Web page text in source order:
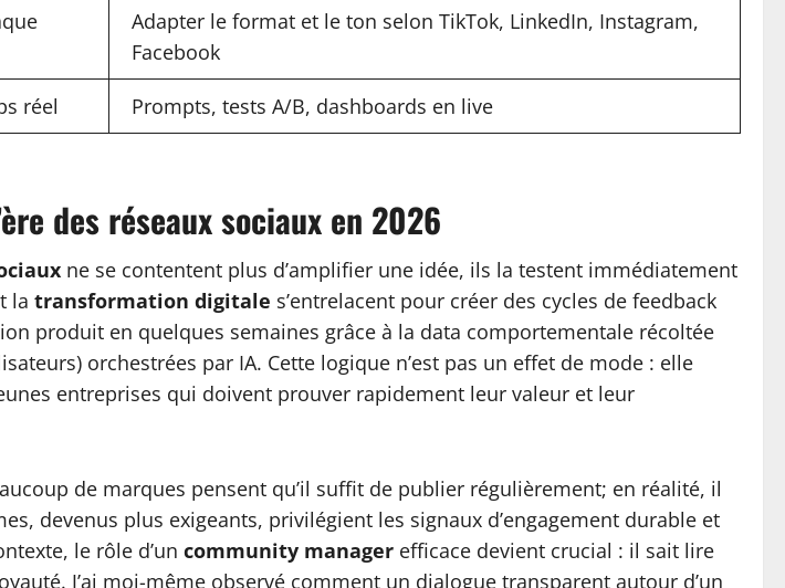
Adapter le format et le ton selon TikTok, LinkedIn, Instagram,
Facebook
réel Prompts, tests A/B, dashboards en live
des réseaux sociaux en 2026
ne se contentent plus d’amplifier une idée, ils la testent immédiatement
la transformation digitale s’entrelacent pour créer des cycles de feedback
produit en quelques semaines grâce à la data comportementale récoltée
orchestrées par IA. Cette logique n’est pas un effet de mode : elle
entreprises qui doivent prouver rapidement leur valeur et leur
de marques pensent qu’il suffit de publier régulièrement; en réalité, il
devenus plus exigeants, privilégient les signaux d’engagement durable et
le rôle d’un community manager efficace devient crucial : il sait lire
J’ai moi-même observé comment un dialogue transparent autour d’un